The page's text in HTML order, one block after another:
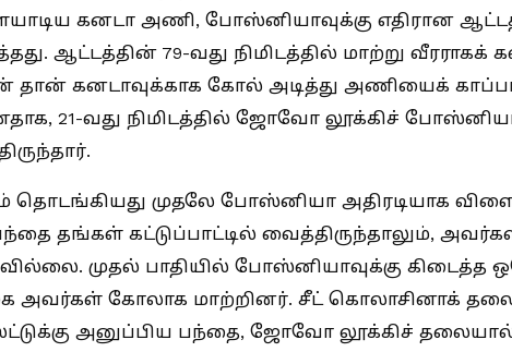
கனடா அணி, போஸ்னியாவுக்கு எதிரான
ஆட்டத்தின் 79-வது நிமிடத்தில் மாற்று
தான் கனடாவுக்காக கோல் அடித்து அணியைக்
21-வது நிமிடத்தில் ஜோவோ லூக்கிச்
தொடங்கியது முதலே போஸ்னியா அதிரடியாக
தங்கள் கட்டுப்பாட்டில் வைத்திருந்தாலும்,
முதல் பாதியில் போஸ்னியாவுக்கு கிடைத்த
அவர்கள் கோலாக மாற்றினர். சீட் கொலாசினாக்
அனுப்பிய பந்தை, ஜோவோ லூக்கிச் தலையால்